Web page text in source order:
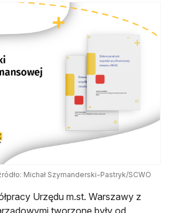
Michał Szymanderski-Pastryk/SCWO
Urzędu m.st. Warszawy z